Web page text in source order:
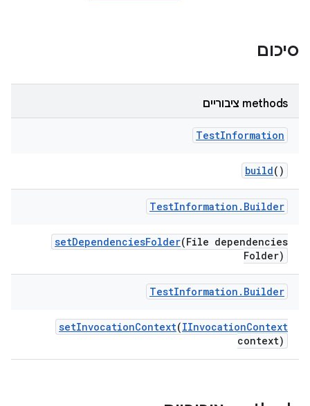
סיכום
‫methods ציבוריים
TestInformation
build()
TestInformation . Builder
setDependenciesFolder(File dependencies
Folder)
TestInformation . Builder
setInvocationContext(IInvocationContext
context)